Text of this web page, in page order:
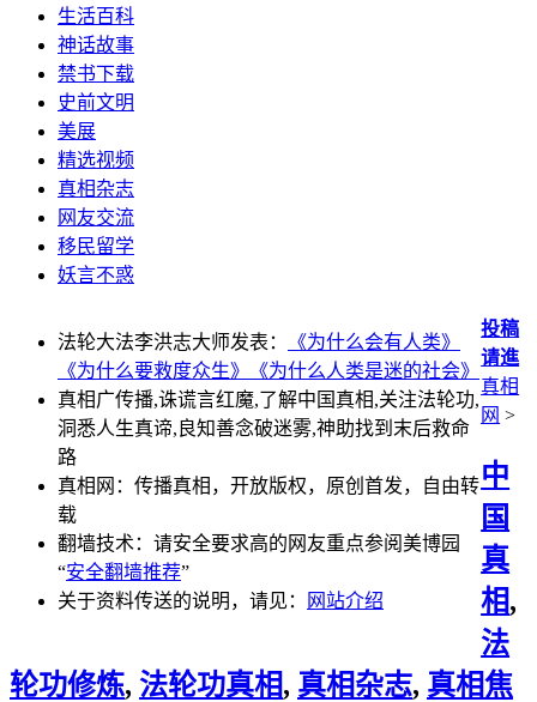
生活百科
神话故事
禁书下载
史前文明
美展
精选视频
真相杂志
网友交流
移民留学
妖言不惑
法轮大法李洪志大师发表：
《为什么会有人类》
《为什么要救度众生》
《为什么人类是迷的社会》
真相广传播,诛谎言红魔,了解中国真相,关注法轮功,
洞悉人生真谛,良知善念破迷雾,神助找到末后救命
路
真相网：传播真相，开放版权，原创首发，自由转
载
翻墙技术：请安全要求高的网友重点参阅美博园
“安全翻墙推荐”
关于资料传送的说明，请见：
网站介绍
投稿
请進
真相
网 >
中
国
真
相,
法
轮功修炼, 法轮功真相, 真相杂志, 真相焦